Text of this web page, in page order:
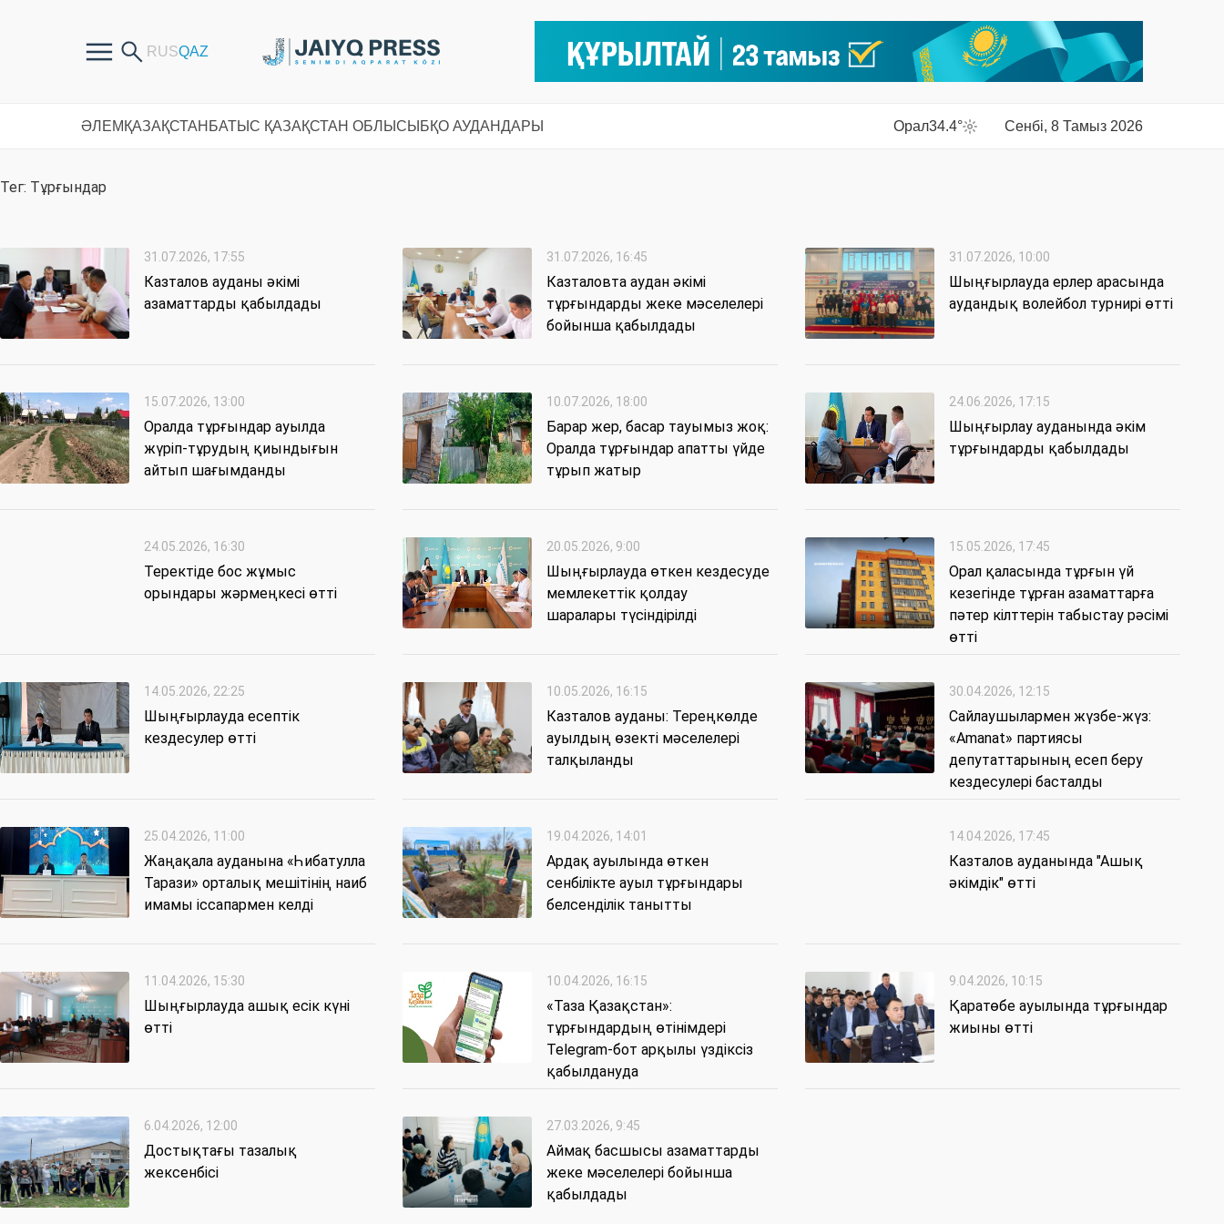
ӘЛЕМ ҚАЗАҚСТАН БАТЫС ҚАЗАҚСТАН ОБЛЫСЫ БҚО АУДАНДАРЫ Орал34.4° Сенбі, 8 Тамыз 2026
Тег: Тұрғындар
31.07.2026, 17:55
Казталов ауданы әкімі
азаматтарды қабылдады
31.07.2026, 16:45
Казталовта аудан әкімі
тұрғындарды жеке мәселелері
бойынша қабылдады
31.07.2026, 10:00
Шыңғырлауда ерлер арасында
аудандық волейбол турнирі өтті
15.07.2026, 13:00
Оралда тұрғындар ауылда
жүріп-тұрудың қиындығын
айтып шағымданды
10.07.2026, 18:00
Барар жер, басар тауымыз жоқ:
Оралда тұрғындар апатты үйде
тұрып жатыр
24.06.2026, 17:15
Шыңғырлау ауданында әкім
тұрғындарды қабылдады
24.05.2026, 16:30
Теректіде бос жұмыс
орындары жәрмеңкесі өтті
20.05.2026, 9:00
Шыңғырлауда өткен кездесуде
мемлекеттік қолдау
шаралары түсіндірілді
15.05.2026, 17:45
Орал қаласында тұрғын үй
кезегінде тұрған азаматтарға
пәтер кілттерін табыстау рәсімі
өтті
14.05.2026, 22:25
Шыңғырлауда есептік
кездесулер өтті
10.05.2026, 16:15
Казталов ауданы: Тереңкөлде
ауылдың өзекті мәселелері
талқыланды
30.04.2026, 12:15
Сайлаушылармен жүзбе-жүз:
«Amanat» партиясы
депутаттарының есеп беру
кездесулері басталды
25.04.2026, 11:00
Жаңақала ауданына «Һибатулла
Тарази» орталық мешітінің наиб
имамы іссапармен келді
19.04.2026, 14:01
Ардақ ауылында өткен
сенбілікте ауыл тұрғындары
белсенділік танытты
14.04.2026, 17:45
Казталов ауданында "Ашық
әкімдік" өтті
11.04.2026, 15:30
Шыңғырлауда ашық есік күні
өтті
10.04.2026, 16:15
«Таза Қазақстан»:
тұрғындардың өтінімдері
Telegram-бот арқылы үздіксіз
қабылдануда
9.04.2026, 10:15
Қаратөбе ауылында тұрғындар
жиыны өтті
6.04.2026, 12:00
Достықтағы тазалық
жексенбісі
27.03.2026, 9:45
Аймақ басшысы азаматтарды
жеке мәселелері бойынша
қабылдады